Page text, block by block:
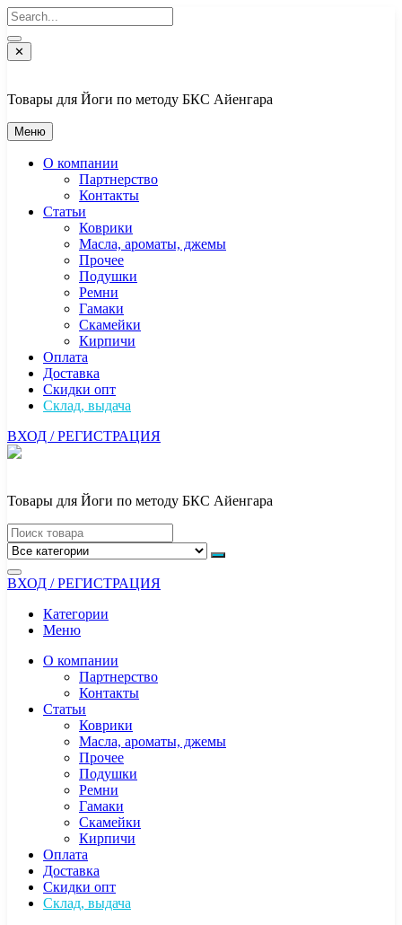
Перейти
к
содержимому
✕
Товары для Йоги по методу БКС Айенгара
Меню
О компании
Партнерство
Контакты
Статьи
Коврики
Масла, ароматы, джемы
Прочее
Подушки
Ремни
Гамаки
Скамейки
Кирпичи
Оплата
Доставка
Скидки опт
Склад, выдача
ВХОД / РЕГИСТРАЦИЯ
Товары для Йоги по методу БКС Айенгара
ВХОД / РЕГИСТРАЦИЯ
Категории
Меню
О компании
Партнерство
Контакты
Статьи
Коврики
Масла, ароматы, джемы
Прочее
Подушки
Ремни
Гамаки
Скамейки
Кирпичи
Оплата
Доставка
Скидки опт
Склад, выдача